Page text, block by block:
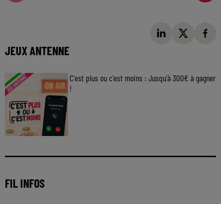
JEUX ANTENNE
C'est plus ou c'est moins : Jusqu'à 300€ à gagner
!
FIL INFOS